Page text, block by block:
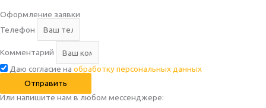
Оформление заявки
Телефон
Комментарий
Даю согласие на обработку персональных данных
Отправить
Или напишите нам в любом месcенджере: